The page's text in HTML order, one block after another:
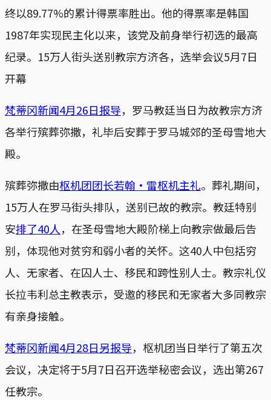
终以89.77%的累计得票率胜出。他的得票率是韩国
1987年实现民主化以来，该党及前身举行初选的最高
纪录。15万人街头送别教宗方济各，选举会议5月7日
开幕
梵蒂冈新闻4月26日报导，罗马教廷当日为故教宗方济
各举行殡葬弥撒，礼毕后安葬于罗马城郊的圣母雪地大
殿。
殡葬弥撒由枢机团团长若翰·雷枢机主礼。葬礼期间，
15万人在罗马街头排队，送别已故的教宗。教廷特别
安排了40人 ，在圣母雪地大殿阶梯上向教宗做最后告
别，体现他对贫穷和弱小者的关怀。这40人中包括穷
人、无家者、在囚人士、移民和跨性别人士。教宗礼仪
长拉韦利总主教表示，受邀的移民和无家者大多同教宗
有亲身接触。
梵蒂冈新闻4月28日另报导，枢机团当日举行了第五次
会议，决定将于5月7日召开选举秘密会议，选出第267
任教宗。